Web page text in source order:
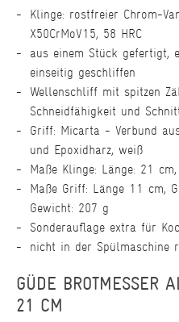
Klinge: rostfreier Chrom-
X50CrMoV15, 58 HRC
aus einem Stück gefertigt,
einseitig geschliffen
Wellenschliff mit spitzen
Schneidfähigkeit und
Griff: Micarta - Verbund
und Epoxidharz, weiß
Maße Klinge: Länge: 21
Maße Griff: Länge 11 cm,
Gewicht: 207 g
Sonderauflage extra für
nicht in der Spülmaschine
GÜDE BROTMESSER
21 CM